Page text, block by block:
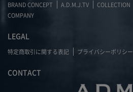
BRAND CONCEPT A.D.M.J.TV COLLECTION
COMPANY
LEGAL
特定商取引に関する表記 プライバシーポリシー
CONTACT